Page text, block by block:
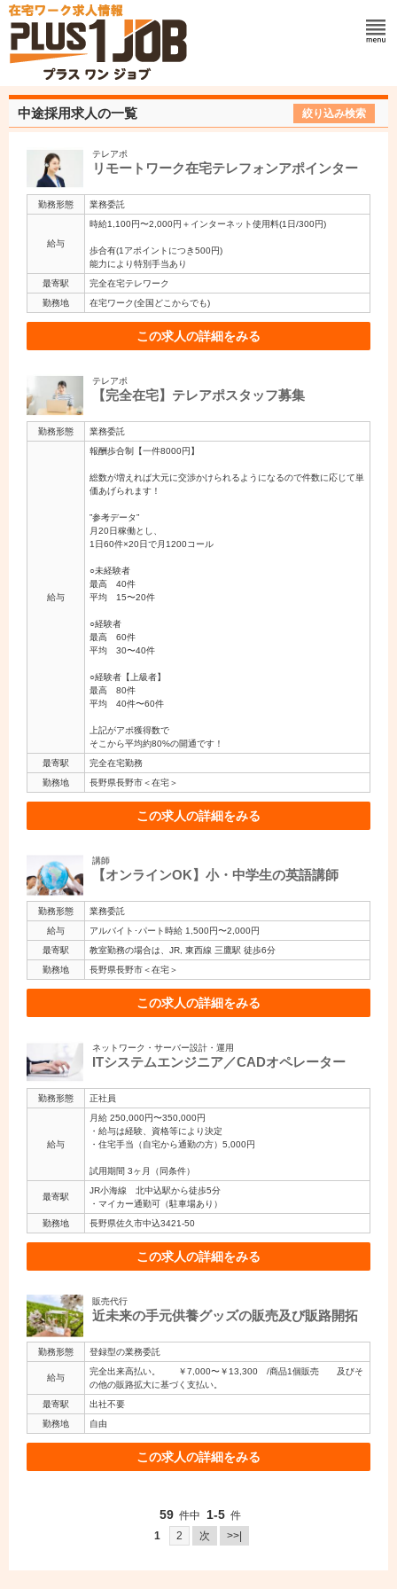
中途採用求人の一覧 絞り込み検索
テレアポ
リモートワーク在宅テレフォンアポインター
勤務形態 業務委託
給与
時給1,100円〜2,000円＋インターネット使用料(1日/300円)
歩合有(1アポイントにつき500円)
能力により特別手当あり
最寄駅
完全在宅テレワーク
勤務地
在宅ワーク(全国どこからでも)
この求人の詳細をみる
テレアポ
【完全在宅】テレアポスタッフ募集
勤務形態 業務委託
給与
報酬歩合制【一件8000円】
総数が増えれば大元に交渉かけられるようになるので件数に応じて単
価あげられます！
”参考データ”
月20日稼働とし、
1日60件×20日で月1200コール
○未経験者
最高 40件
平均 15〜20件
○経験者
最高 60件
平均 30〜40件
○経験者【上級者】
最高 80件
平均 40件〜60件
上記がアポ獲得数で
そこから平均約80%の開通です！
最寄駅
完全在宅勤務
勤務地
長野県長野市＜在宅＞
この求人の詳細をみる
講師
【オンラインOK】小・中学生の英語講師
勤務形態
業務委託
給与
アルバイト･パート時給 1,500円〜2,000円
最寄駅
教室勤務の場合は、JR, 東西線 三鷹駅 徒歩6分
勤務地
長野県長野市＜在宅＞
この求人の詳細をみる
ネットワーク・サーバー設計・運用
ITシステムエンジニア／CADオペレーター
勤務形態 正社員
給与
月給 250,000円〜350,000円
・給与は経験、資格等により決定
・住宅手当（自宅から通勤の方）5,000円
試用期間 3ヶ月（同条件）
最寄駅
JR小海線 北中込駅から徒歩5分
・マイカー通勤可（駐車場あり）
勤務地
長野県佐久市中込3421-50
この求人の詳細をみる
販売代行
近未来の手元供養グッズの販売及び販路開拓
勤務形態 登録型の業務委託
給与
完全出来高払い。 ￥7,000〜￥13,300 /商品1個販売 及びそ
の他の販路拡大に基づく支払い。
最寄駅
出社不要
勤務地
自由
この求人の詳細をみる
59 件中 1-5 件
1
2 次 >>|